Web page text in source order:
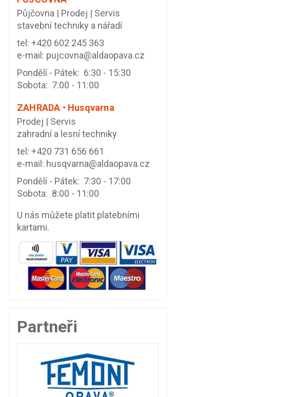
Půjčovna | Prodej | Servis
stavební techniky a nářadí
tel: +420 602 245 363
e-mail: pujcovna@aldaopava.cz
Pondělí - Pátek: 6:30 - 15:30
Sobota: 7:00 - 11:00
ZAHRADA • Husqvarna
Prodej | Servis
zahradní a lesní techniky
tel: +420 731 656 661
e-mail: husqvarna@aldaopava.cz
Pondělí - Pátek: 7:30 - 17:00
Sobota: 8:00 - 11:00
U nás můžete platit platebními
kartami.
Partneři